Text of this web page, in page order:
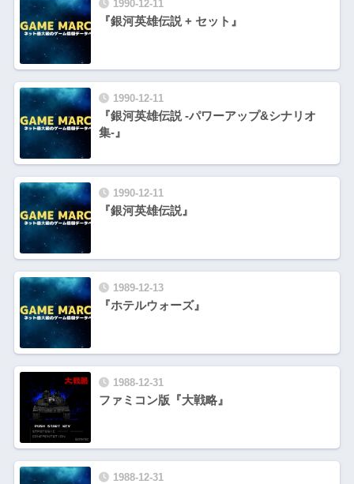
1990-12-11
『銀河英雄伝説 + セット』
1990-12-11
『銀河英雄伝説 -パワーアップ&シナリオ
集-』
1990-12-11
『銀河英雄伝説』
1989-12-13
『ホテルウォーズ』
1988-12-31
ファミコン版『大戦略』
1988-12-31